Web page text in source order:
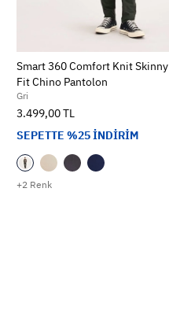
+2 Renk
Smart 360 Comfort Knit Skinny
Fit Chino Pantolon
Gri
3.499,00 TL
SEPETTE %25 İNDİRİM